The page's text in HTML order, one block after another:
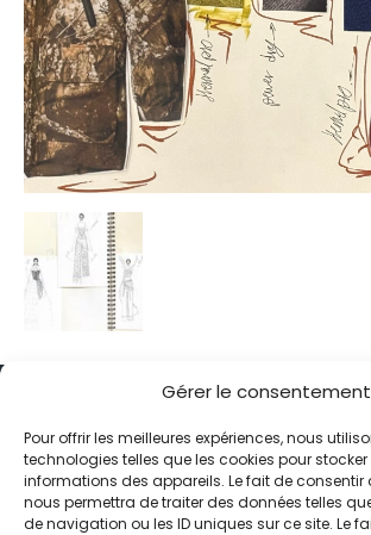
Gérer le consentement
Pour offrir les meilleures expériences, nous
technologies telles que les cookies pour
informations des appareils. Le fait de consentir
nous permettra de traiter des données telles
de navigation ou les ID uniques sur ce site. Le
Alternative Média est une agence de
relations publiques basée à Grenoble. Depuis